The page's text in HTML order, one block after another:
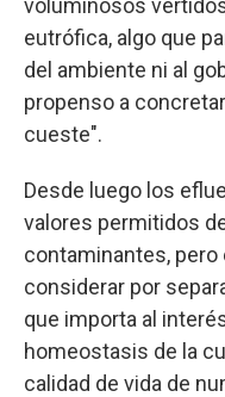
voluminosos
eutrófica, algo que
del ambiente ni al
propenso a
cueste".
Desde luego los
valores permitidos
contaminantes, pero
considerar por
que importa al
homeostasis de la
calidad de vida de